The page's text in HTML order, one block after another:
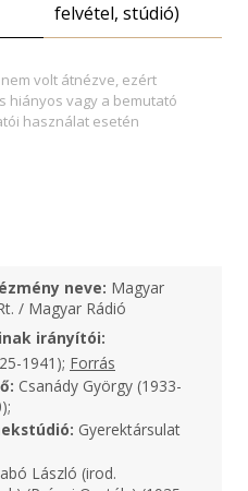
felvétel, stúdió)
volt átnézve, ezért
hiányos vagy a bemutató
használat esetén
neve: Magyar
/ Magyar Rádió
irányítói:
1941); Forrás
Csanády György (1933-
Gyerektársulat
László (irod.